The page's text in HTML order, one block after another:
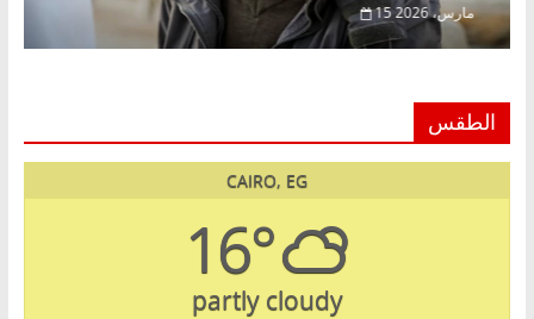
15 مارس، 2026
الطقس
CAIRO, EG
16°
partly cloudy